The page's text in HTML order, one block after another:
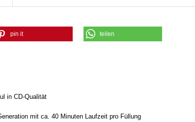
pin it teilen
in CD-Qualität
mit ca. 40 Minuten Laufzeit pro Füllung